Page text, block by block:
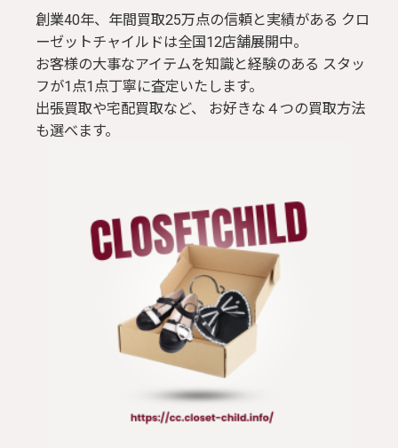
創業40年、年間買取25万点の信頼と実績がある クロ
ーゼットチャイルドは全国12店舗展開中。
お客様の大事なアイテムを知識と経験のある スタッ
フが1点1点丁寧に査定いたします。
出張買取や宅配買取など、 お好きな４つの買取方法
も選べます。